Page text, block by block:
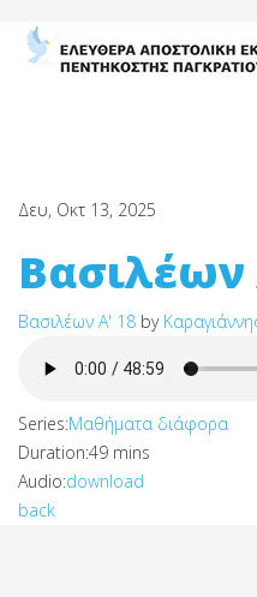
Δευ, Οκτ 13, 2025
Βασιλέων Α' 18 by
Series:Μαθήματα διάφορα
Duration:49 mins
Audio:download
back